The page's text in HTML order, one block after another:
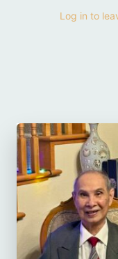
Log in to